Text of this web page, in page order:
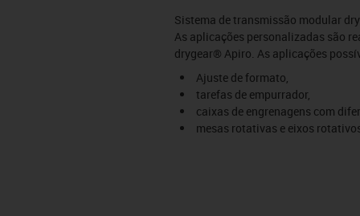
Sistema de transmissão modular
As aplicações personalizadas são
drygear® Apiro. As aplicações
Ajuste de formato,
tarefas de empurrador,
caixas de engrenagens com
mesas rotativas e eixos